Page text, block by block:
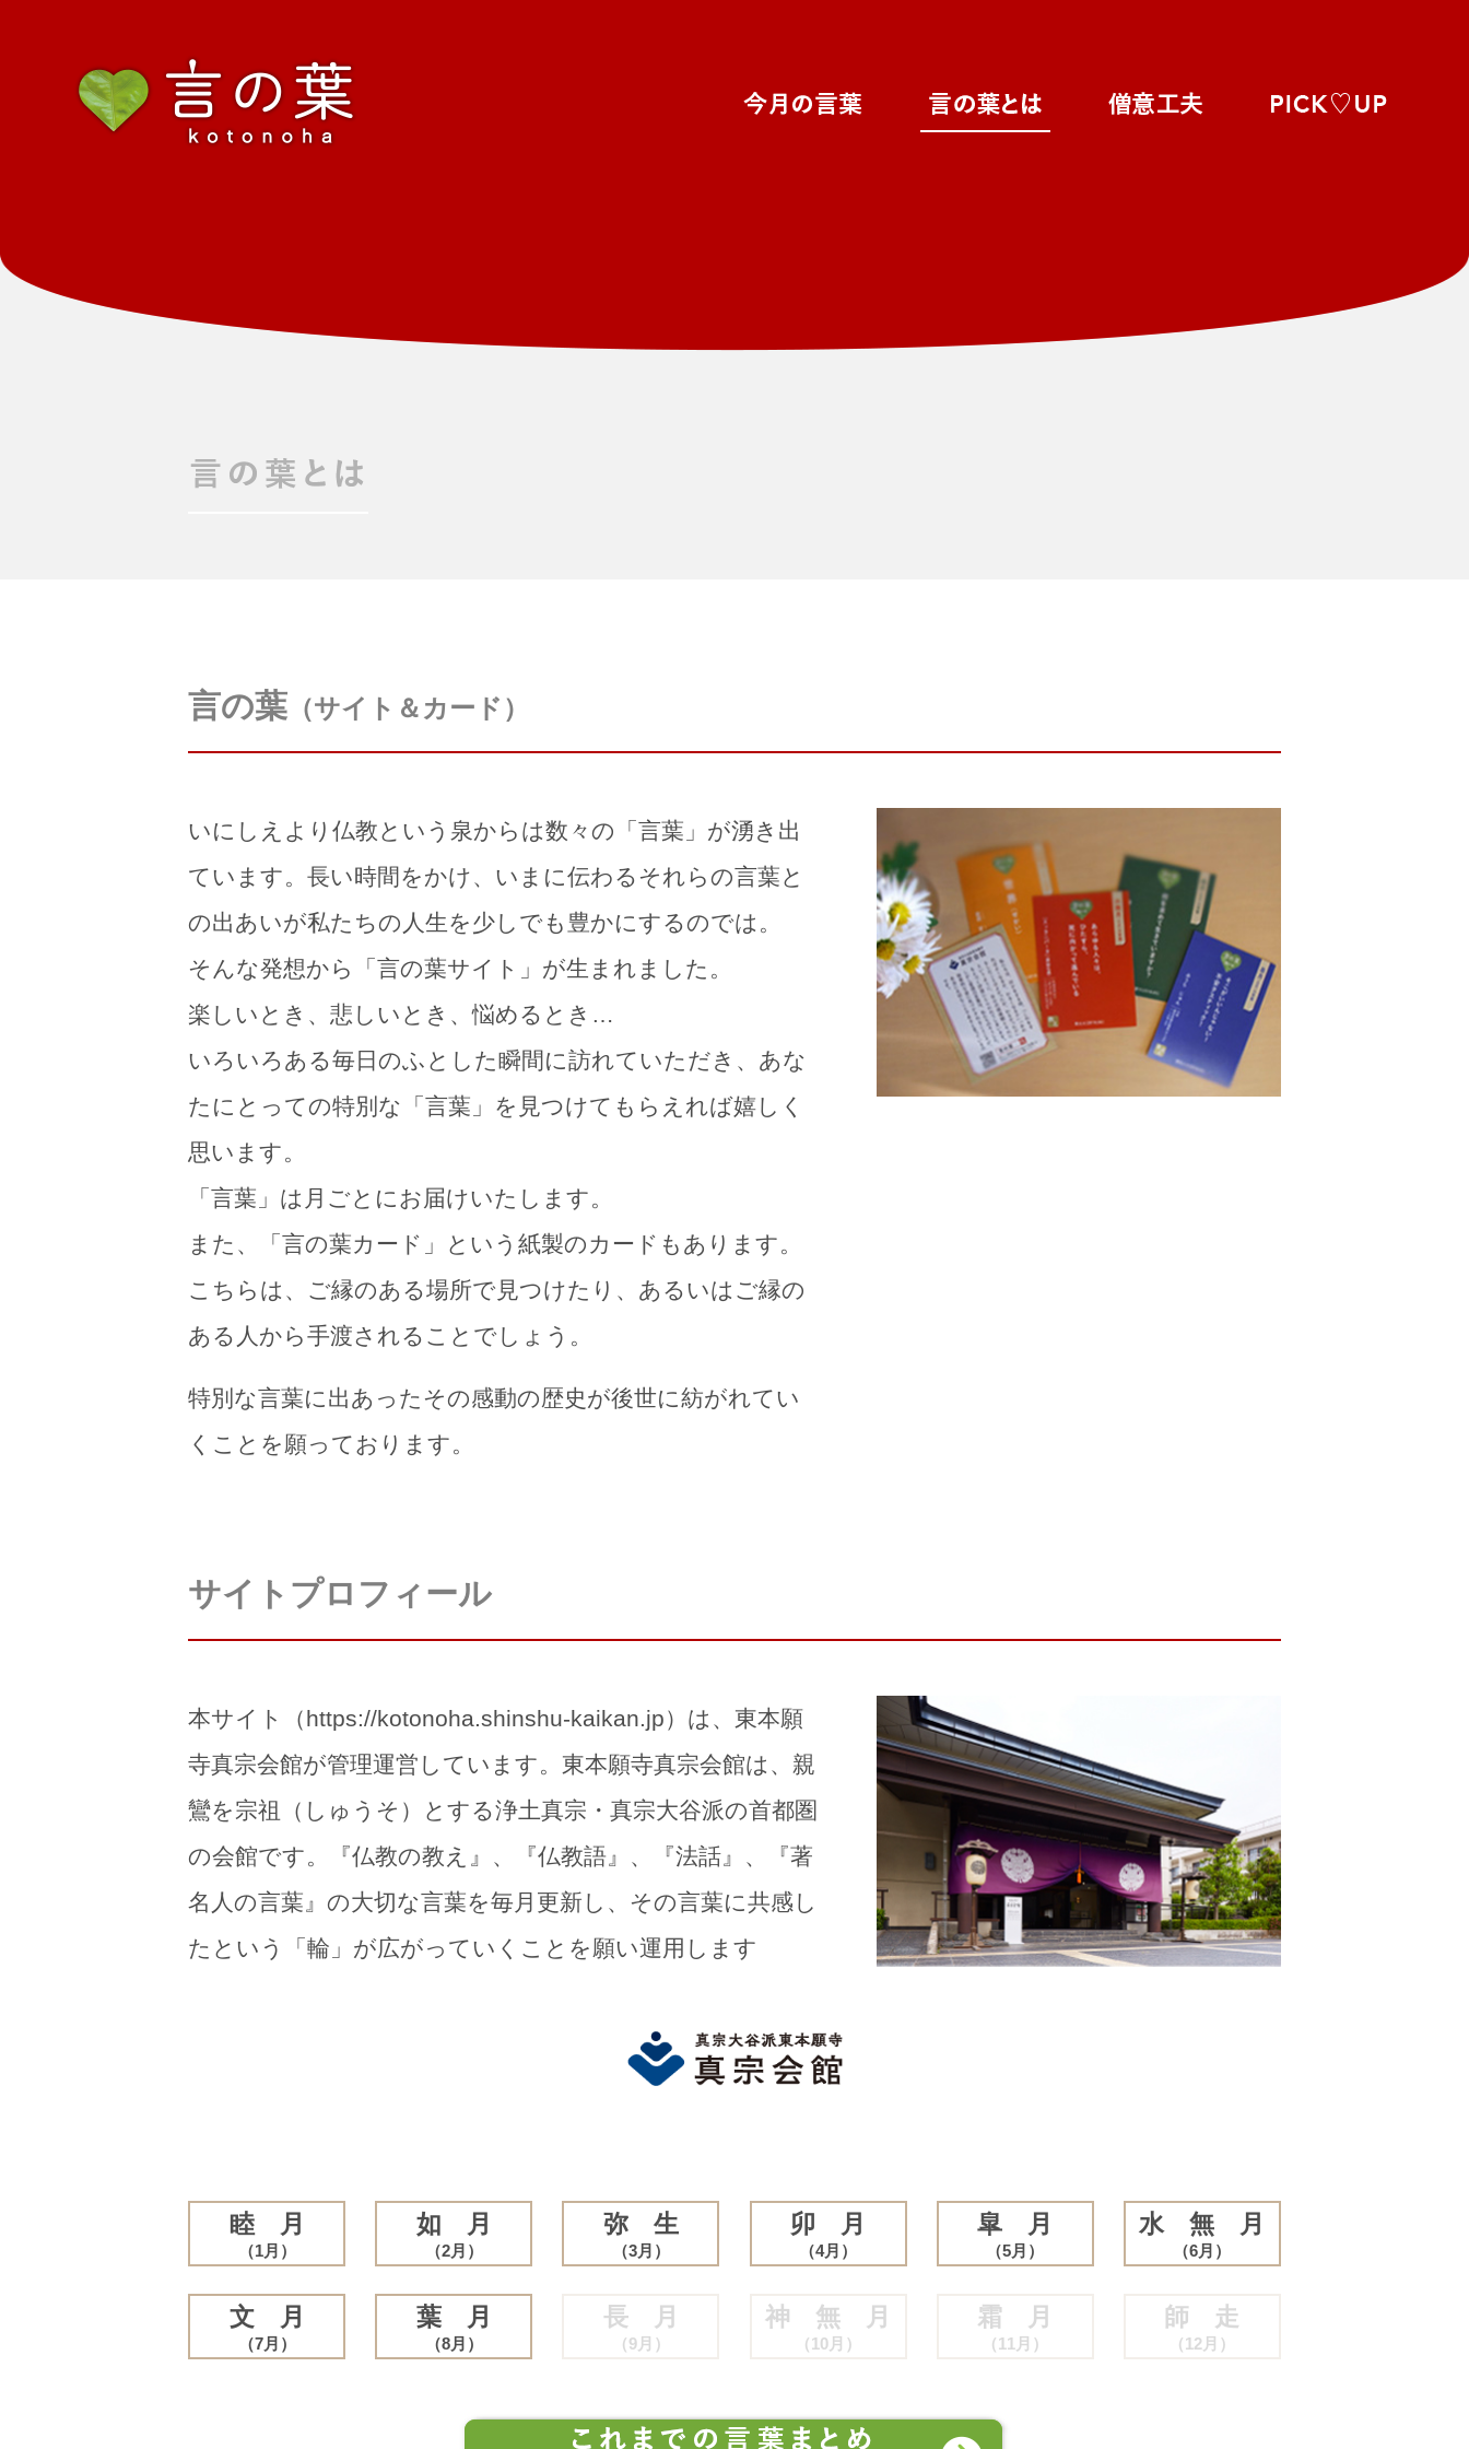
言の葉 （サイト＆カード）
いにしえより仏教という泉からは数々の「言葉」が湧き出
ています。長い時間をかけ、いまに伝わるそれらの言葉と
の出あいが私たちの人生を少しでも豊かにするのでは。
そんな発想から「言の葉サイト」が生まれました。
楽しいとき、悲しいとき、悩めるとき…
いろいろある毎日のふとした瞬間に訪れていただき、あな
たにとっての特別な「言葉」を見つけてもらえれば嬉しく
思います。
「言葉」は月ごとにお届けいたします。
また、「言の葉カード」という紙製のカードもあります。
こちらは、ご縁のある場所で見つけたり、あるいはご縁の
ある人から手渡されることでしょう。
特別な言葉に出あったその感動の歴史が後世に紡がれてい
くことを願っております。
サイトプロフィール
本サイト（https://kotonoha.shinshu-kaikan.jp）は、東本願
寺真宗会館が管理運営しています。東本願寺真宗会館は、親
鸞を宗祖（しゅうそ）とする浄土真宗・真宗大谷派の首都圏
の会館です。『仏教の教え』、『仏教語』、『法話』、『著
名人の言葉』の大切な言葉を毎月更新し、その言葉に共感し
たという「輪」が広がっていくことを願い運用します
睦 月
（1月）
如 月
（2月）
弥 生
（3月）
卯 月
（4月）
皐 月
（5月）
水 無 月
（6月）
文 月
（7月）
葉 月
（8月）
長 月
（9月）
神 無 月
（10月）
霜 月
（11月）
師 走
（12月）